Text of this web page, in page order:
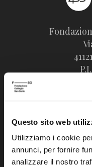
Questo sito web
Utilizziamo i cookie
annunci, per fornire
analizzare il nostro